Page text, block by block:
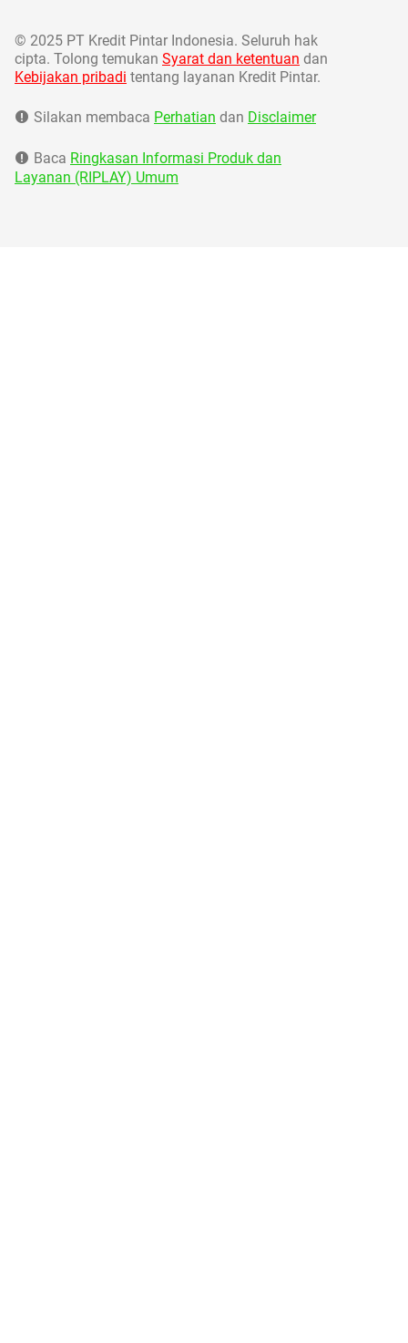
© 2025 PT Kredit Pintar Indonesia. Seluruh hak
cipta. Tolong temukan Syarat dan ketentuan dan
Kebijakan pribadi tentang layanan Kredit Pintar.
Silakan membaca Perhatian dan Disclaimer
Baca Ringkasan Informasi Produk dan
Layanan (RIPLAY) Umum